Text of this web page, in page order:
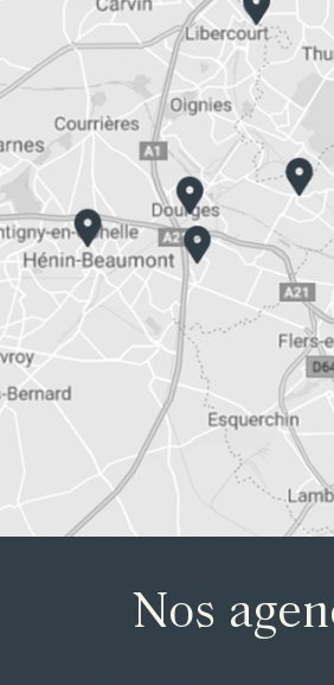
Nos